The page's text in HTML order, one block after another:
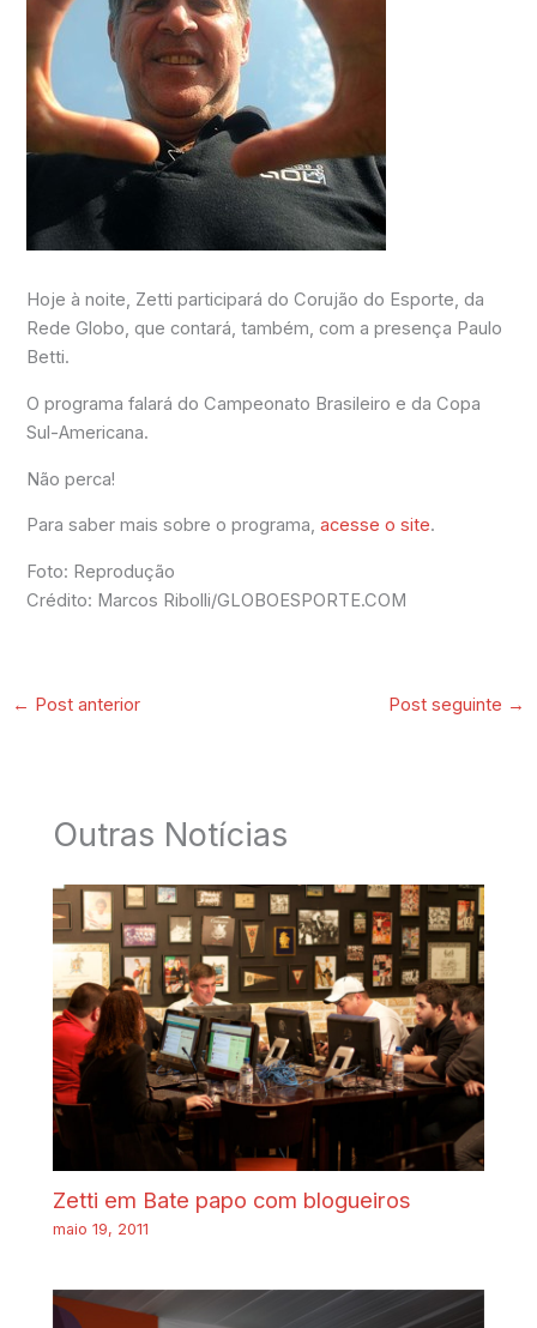
Hoje à noite, Zetti participará do Corujão do Esporte, da
Rede Globo, que contará, também, com a presença Paulo
Betti.
O programa falará do Campeonato Brasileiro e da Copa
Sul-Americana.
Não perca!
Para saber mais sobre o programa,acesse o site.
Foto: Reprodução
Crédito: Marcos Ribolli/GLOBOESPORTE.COM
← Post anterior Post seguinte →
Outras Notícias
Zetti em Bate papo com blogueiros
maio 19, 2011